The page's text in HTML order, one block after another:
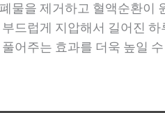
물을 제거하고 혈액순환이
드럽게 지압해서 길어진
어주는 효과를 더욱 높일